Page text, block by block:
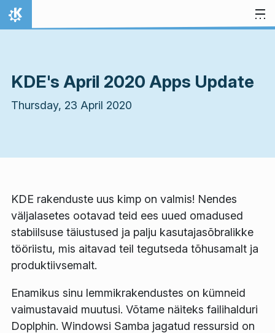
Skip to content
Home
KDE's April 2020 Apps Update
Thursday, 23 April 2020
KDE rakenduste uus kimp on valmis! Nendes
väljalasetes ootavad teid ees uued omadused
stabiilsuse täiustused ja palju kasutajasõbralikke
tööriistu, mis aitavad teil tegutseda tõhusamalt ja
produktiivsemalt.
Enamikus sinu lemmikrakendustes on kümneid
vaimustavaid muutusi. Võtame näiteks failihalduri
Doplphin. Windowsi Samba jagatud ressursid on